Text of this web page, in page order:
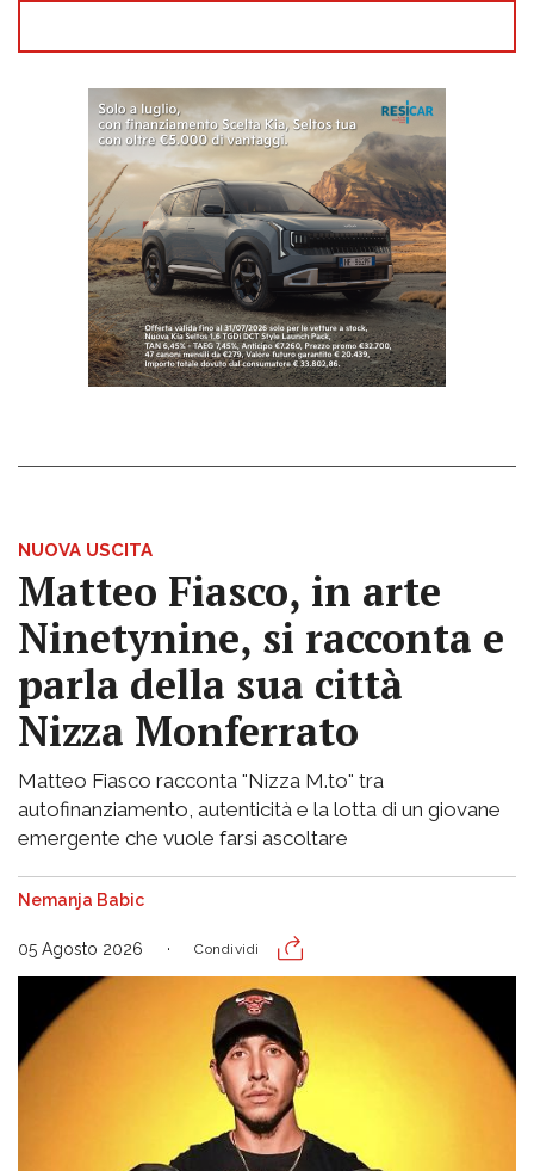
NUOVA USCITA
Matteo Fiasco, in arte
Ninetynine, si racconta e
parla della sua città
Nizza Monferrato
Matteo Fiasco racconta "Nizza M.to" tra
autofinanziamento, autenticità e la lotta di un giovane
emergente che vuole farsi ascoltare
Nemanja Babic
05 Agosto 2026 Condividi